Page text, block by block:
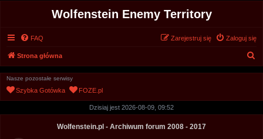
Wolfenstein Enemy Territory
FAQ Zaloguj się
Zarejestruj się
Strona główna
Nasze pozostałe serwisy
Szybka Gotówka FOZE.pl
Dzisiaj jest 2026-08-09, 09:52
Wolfenstein.pl - Archiwum forum 2008 - 2017